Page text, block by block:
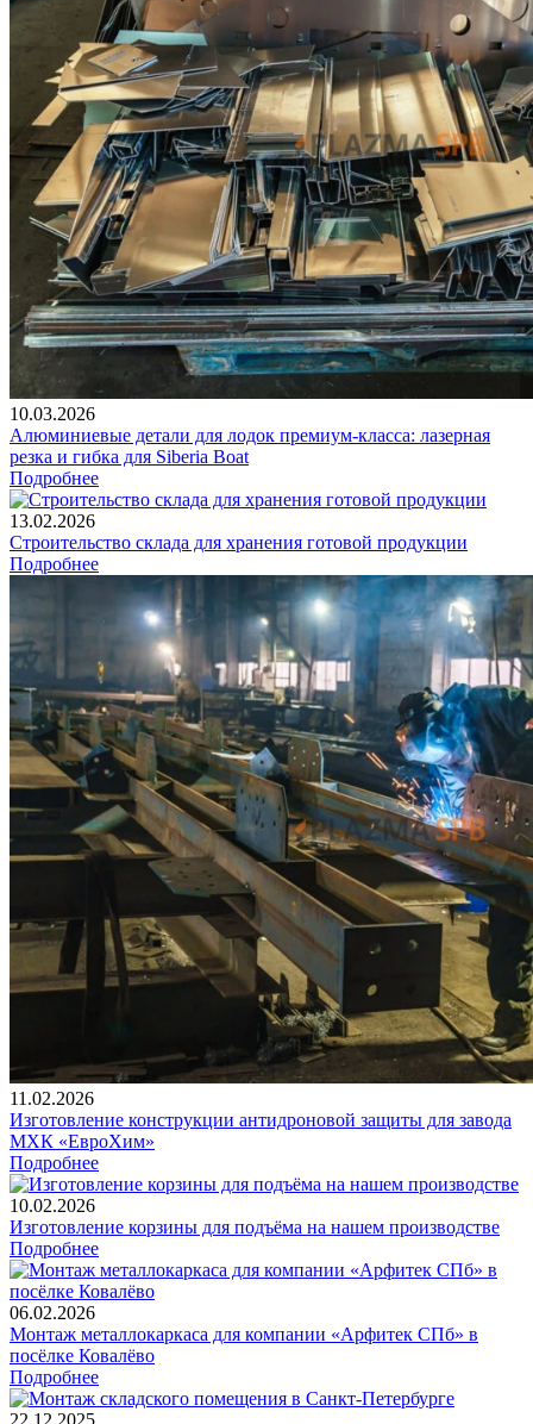
10.03.2026
Алюминиевые детали для лодок премиум-класса: лазерная
резка и гибка для Siberia Boat
Подробнее
13.02.2026
Строительство склада для хранения готовой продукции
Подробнее
11.02.2026
Изготовление конструкции антидроновой защиты для завода
МХК «ЕвроХим»
Подробнее
10.02.2026
Изготовление корзины для подъёма на нашем производстве
Подробнее
06.02.2026
Монтаж металлокаркаса для компании «Арфитек СПб» в
посёлке Ковалёво
Подробнее